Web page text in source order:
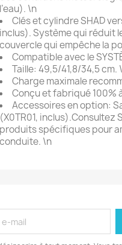
l’eau). \n
Clés et cylindre SHAD
inclus). Système qui réduit
couvercle qui empêche la
Compatible avec le
Taille: 49,5/41,8/34,5 cm.
Charge maximale
Conçu et fabriqué 100%
Accessoires en option:
(X0TR01, inclus).Consultez
produits spécifiques pour
conduite. \n